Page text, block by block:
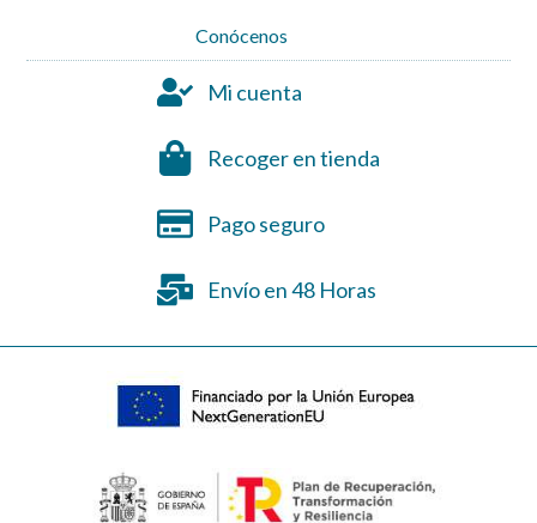
Conócenos
Mi cuenta
Recoger en tienda
Pago seguro
Envío en 48 Horas